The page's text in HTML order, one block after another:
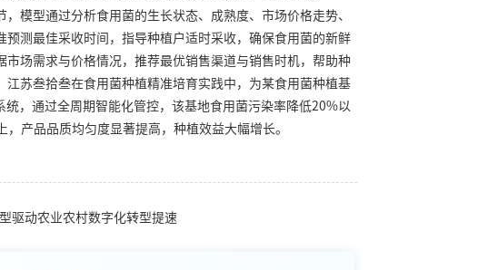
，模型通过分析食用菌的生长状态、成熟度、市场价格走势、
预测最佳采收时间，指导种植户适时采收，确保食用菌的新鲜
市场需求与价格情况，推荐最优销售渠道与销售时机，帮助种
江苏叁拾叁在食用菌种植精准培育实践中，为某食用菌种植基
统，通过全周期智能化管控，该基地食用菌污染率降低20%以
，产品品质均匀度显著提高，种植效益大幅增长。
驱动农业农村数字化转型提速